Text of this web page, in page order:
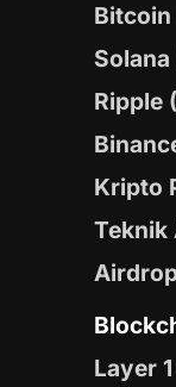
Bitcoin
Ripple
Kripto
Teknik
Layer